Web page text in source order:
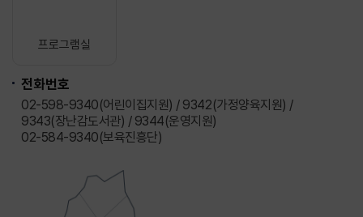
프로그램실
전화번호
02-598-9340(어린이집지원) / 9342(가정양육지원) /
9343(장난감도서관) / 9344(운영지원)
02-584-9340(보육진흥단)